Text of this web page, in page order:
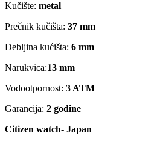
Kučište: metal
Prečnik kučišta: 37 mm
Debljina kućišta: 6 mm
Narukvica:13 mm
Vodootpornost: 3 ATM
Garancija: 2 godine
Citizen watch- Japan